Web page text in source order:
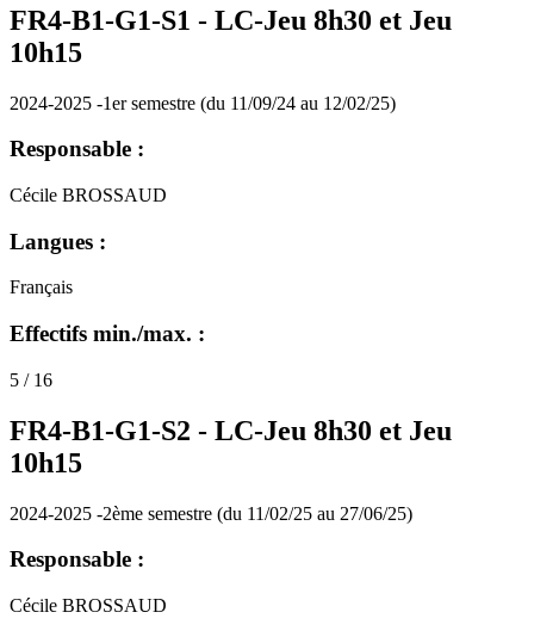
FR4-B1-G1-S1 - LC-Jeu 8h30 et Jeu
10h15
2024-2025 -1er semestre (du 11/09/24 au 12/02/25)
Responsable :
Cécile BROSSAUD
Langues :
Français
Effectifs min./max. :
5 / 16
FR4-B1-G1-S2 - LC-Jeu 8h30 et Jeu
10h15
2024-2025 -2ème semestre (du 11/02/25 au 27/06/25)
Responsable :
Cécile BROSSAUD